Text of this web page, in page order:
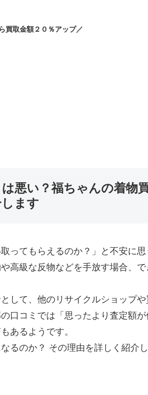
買取金額２０％アップ／
悪い？福ちゃんの着物
ます
ってもらえるのか？」と不安に
高級な反物などを手放す場合、
して、他のリサイクルショップ
口コミでは「思ったより査定額
あるようです。
るのか？ その理由を詳しく紹介し